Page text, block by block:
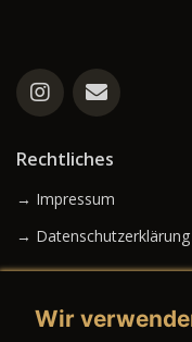
Rechtliches
→ Impressum
→ Datenschutzerklärung
Wir